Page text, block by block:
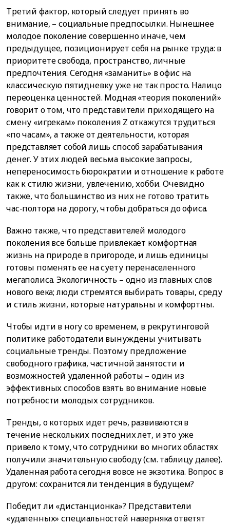
Третий фактор, который следует принять во
внимание, – социальные предпосылки. Нынешнее
молодое поколение совершенно иначе, чем
предыдущее, позиционирует себя на рынке труда: в
приоритете свобода, пространство, личные
предпочтения. Сегодня «заманить» в офис на
классическую пятидневку уже не так просто. Налицо
переоценка ценностей. Модная «теория поколений»
говорит о том, что представители приходящего на
смену «игрекам» поколения Z откажутся трудиться
«по часам», а также от деятельности, которая
представляет собой лишь способ зарабатывания
денег. У этих людей весьма высокие запросы,
непереносимость бюрократии и отношение к работе
как к стилю жизни, увлечению, хобби. Очевидно
также, что большинство из них не готово тратить
час-полтора на дорогу, чтобы добраться до офиса.
Важно также, что представителей молодого
поколения все больше привлекает комфортная
жизнь на природе в пригороде, и лишь единицы
готовы поменять ее на суету перенаселенного
мегаполиса. Экологичность – одно из главных слов
нового века; люди стремятся выбирать товары, среду
и стиль жизни, которые натуральны и комфортны.
Чтобы идти в ногу со временем, в рекрутинговой
политике работодатели вынуждены учитывать
социальные тренды. Поэтому предложение
свободного графика, частичной занятости и
возможностей удаленной работы – один из
эффективных способов взять во внимание новые
потребности молодых сотрудников.
Тренды, о которых идет речь, развиваются в
течение нескольких последних лет, и это уже
привело к тому, что сотрудники во многих областях
получили значительную свободу (см. таблицу далее).
Удаленная работа сегодня вовсе не экзотика. Вопрос в
другом: сохранится ли тенденция в будущем?
Победит ли «дистанционка»? Представители
«удаленных» специальностей наверняка ответят